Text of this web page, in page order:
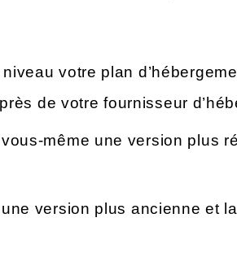
niveau votre plan
de votre fournisseur
même une version plus
version plus ancienne et